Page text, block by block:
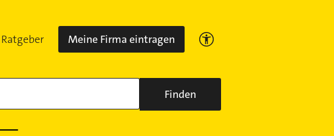
Ratgeber Meine Firma eintragen
Finden